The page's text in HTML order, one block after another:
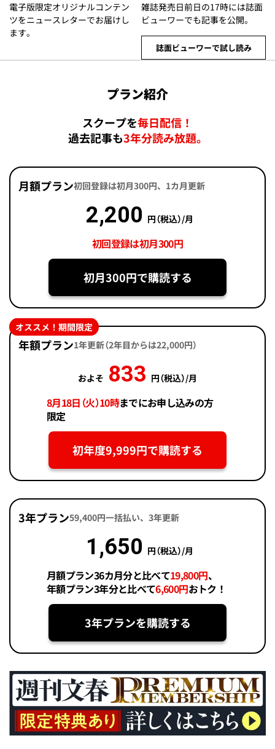
電子版限定オリジナルコンテン
ツをニュースレターでお届けし
ます。
雑誌発売日前日の17時には誌面
ビューワーでも記事を公開。
誌面ビューワーで試し読み
プラン紹介
スクープを毎日配信！
過去記事も3年分読み放題。
月額プラン初回登録は初月300円、1カ月更新
2,200 円（税込）/月
初回登録は初月300円
初月300円で購読する
年額プラン1年更新（2年目からは22,000円）
およそ 833 円（税込）/月
8月18日（火）10時までにお申し込みの方
限定
初年度9,999円で購読する
オススメ！期間限定
3年プラン59,400円一括払い、3年更新
1,650 円（税込）/月
月額プラン36カ月分と比べて19,800円、
年額プラン3年分と比べて6,600円おトク！
3年プランを購読する